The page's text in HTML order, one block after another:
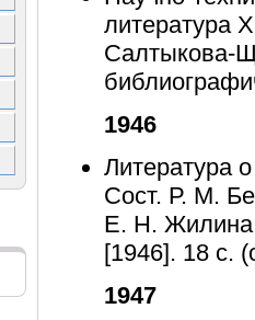
литература
Салтыкова-
1946
Литература
Сост. Р. М.
Е. Н.
[1946]. 18 с.
1947